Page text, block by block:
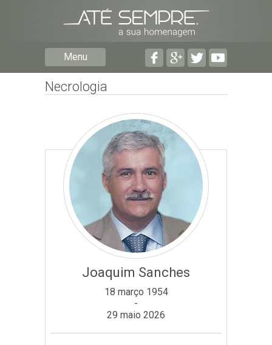
Menu
Necrologia
Joaquim Sanches
18 março 1954
-
29 maio 2026
Preencha o formulário seguinte para ser notificado de
falecimentos em determinado concelho.
Subscrever
Preencha os seguintes campos com a informação mais
pormenorizada possível: